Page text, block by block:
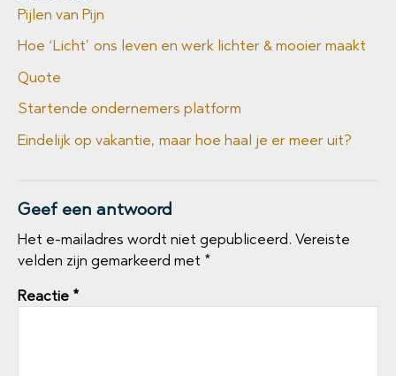
Pijlen van Pijn
Hoe ‘Licht’ ons leven en werk lichter & mooier maakt
Quote
Startende ondernemers platform
Eindelijk op vakantie, maar hoe haal je er meer uit?
Geef een antwoord
Het e-mailadres wordt niet gepubliceerd. Vereiste
velden zijn gemarkeerd met *
Reactie *